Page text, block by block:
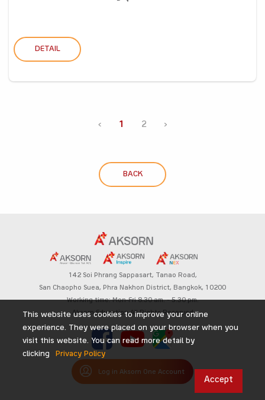
DETAIL
‹ 1 2 ›
BACK
142 Soi Phrang Sappasart, Tanao Road,
San Chaopho Suea, Phra Nakhon District, Bangkok, 10200
Working time: Mon-Fri 8.30 am. – 5.30 pm.
Aksorn Education All Rights Reserved
Log in Aksorn One Account
This website uses cookies to improve your online
experience. They were placed on your browser when you
visit this website. You can read more detail by
clicking
Privacy Policy
Accept